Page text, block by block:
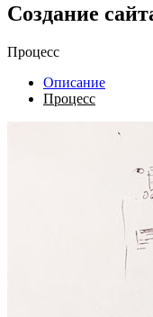
Создание
Процесс
Описание
Процесс